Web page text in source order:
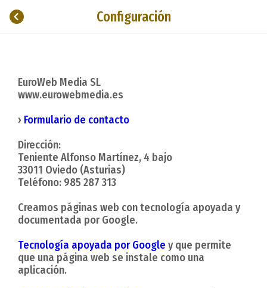
Configuración
EuroWeb Media SL
www.eurowebmedia.es
› Formulario de contacto
Dirección:
Teniente Alfonso Martínez, 4 bajo
33011 Oviedo (Asturias)
Teléfono: 985 287 313
Creamos páginas web con tecnología apoyada y
documentada por Google.
Tecnología apoyada por Google y que permite
que una página web se instale como una
aplicación.